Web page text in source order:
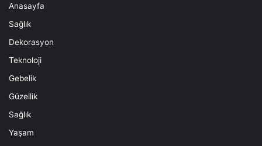
Anasayfa
Sağlık
Dekorasyon
Teknoloji
Gebelik
Güzellik
Sağlık
Yaşam